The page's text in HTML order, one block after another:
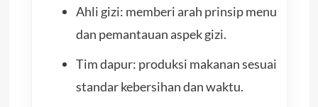
Ahli gizi: memberi arah prinsip menu
dan pemantauan aspek gizi.
Tim dapur: produksi makanan sesuai
standar kebersihan dan waktu.